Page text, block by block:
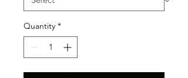
Quantity *